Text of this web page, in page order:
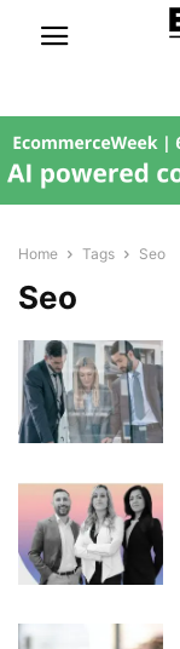
Home Tags Seo
Seo